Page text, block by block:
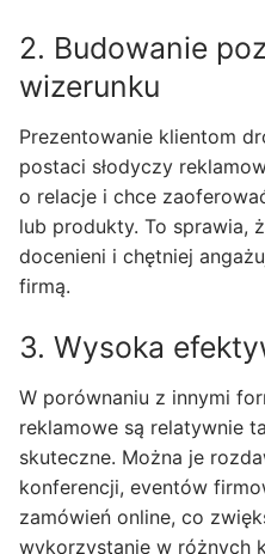
2. Budowanie
wizerunku
Prezentowanie klientom
postaci słodyczy
o relacje i chce
lub produkty. To sprawia,
docenieni i chętniej
firmą.
3. Wysoka
W porównaniu z innymi
reklamowe są relatywnie
skuteczne. Można je
konferencji, eventów
zamówień online, co
wykorzystanie w różnych